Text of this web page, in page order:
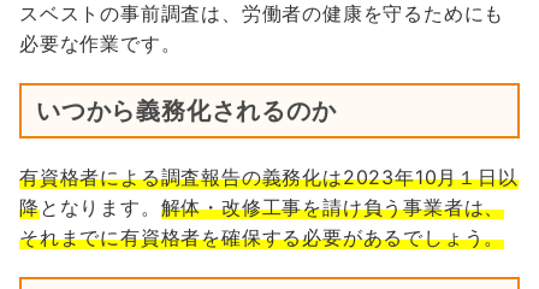
スベストの事前調査は、労働者の健康を守るためにも
必要な作業です。
いつから義務化されるのか
有資格者による調査報告の義務化は2023年10月１日以
降となります。 解体・改修工事を請け負う事業者は、
それまでに有資格者を確保する必要があるでしょう。